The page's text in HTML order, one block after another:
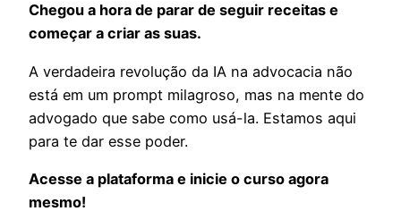
Chegou a hora de parar de seguir receitas e
começar a criar as suas.
A verdadeira revolução da IA na advocacia não
está em um prompt milagroso, mas na mente do
advogado que sabe como usá-la. Estamos aqui
para te dar esse poder.
Acesse a plataforma e inicie o curso agora
mesmo!